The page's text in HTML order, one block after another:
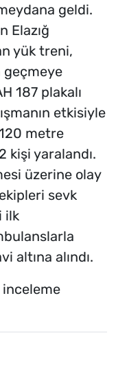
geldi.
Elazığ
yük treni,
187 plakalı
etkisiyle
metre
kişi yaralandı.
üzerine olay
sevk
ilk
altına alındı.